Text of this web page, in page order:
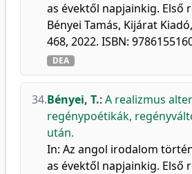
as évektől napjainkig. Első
Bényei Tamás, Kijárat
468, 2022. ISBN:
DEA
34.Bényei, T.: A realizmus
regénypoétikák,
után.
In: Az angol irodalom
as évektől napjainkig. Első